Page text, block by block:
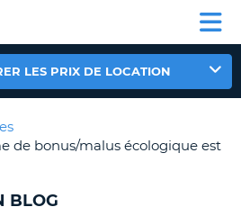
CLIENT
LES PRIX DE LOCATION
de bonus/malus écologique est
BLOG